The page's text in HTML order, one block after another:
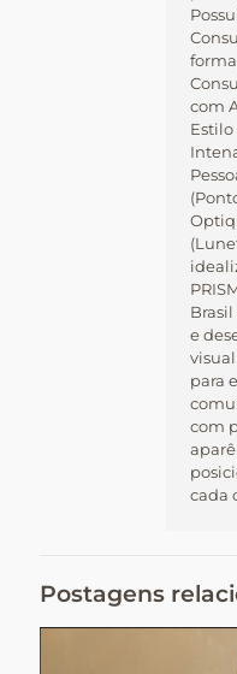
com
Estilo
e
para
com
cada
Postagens